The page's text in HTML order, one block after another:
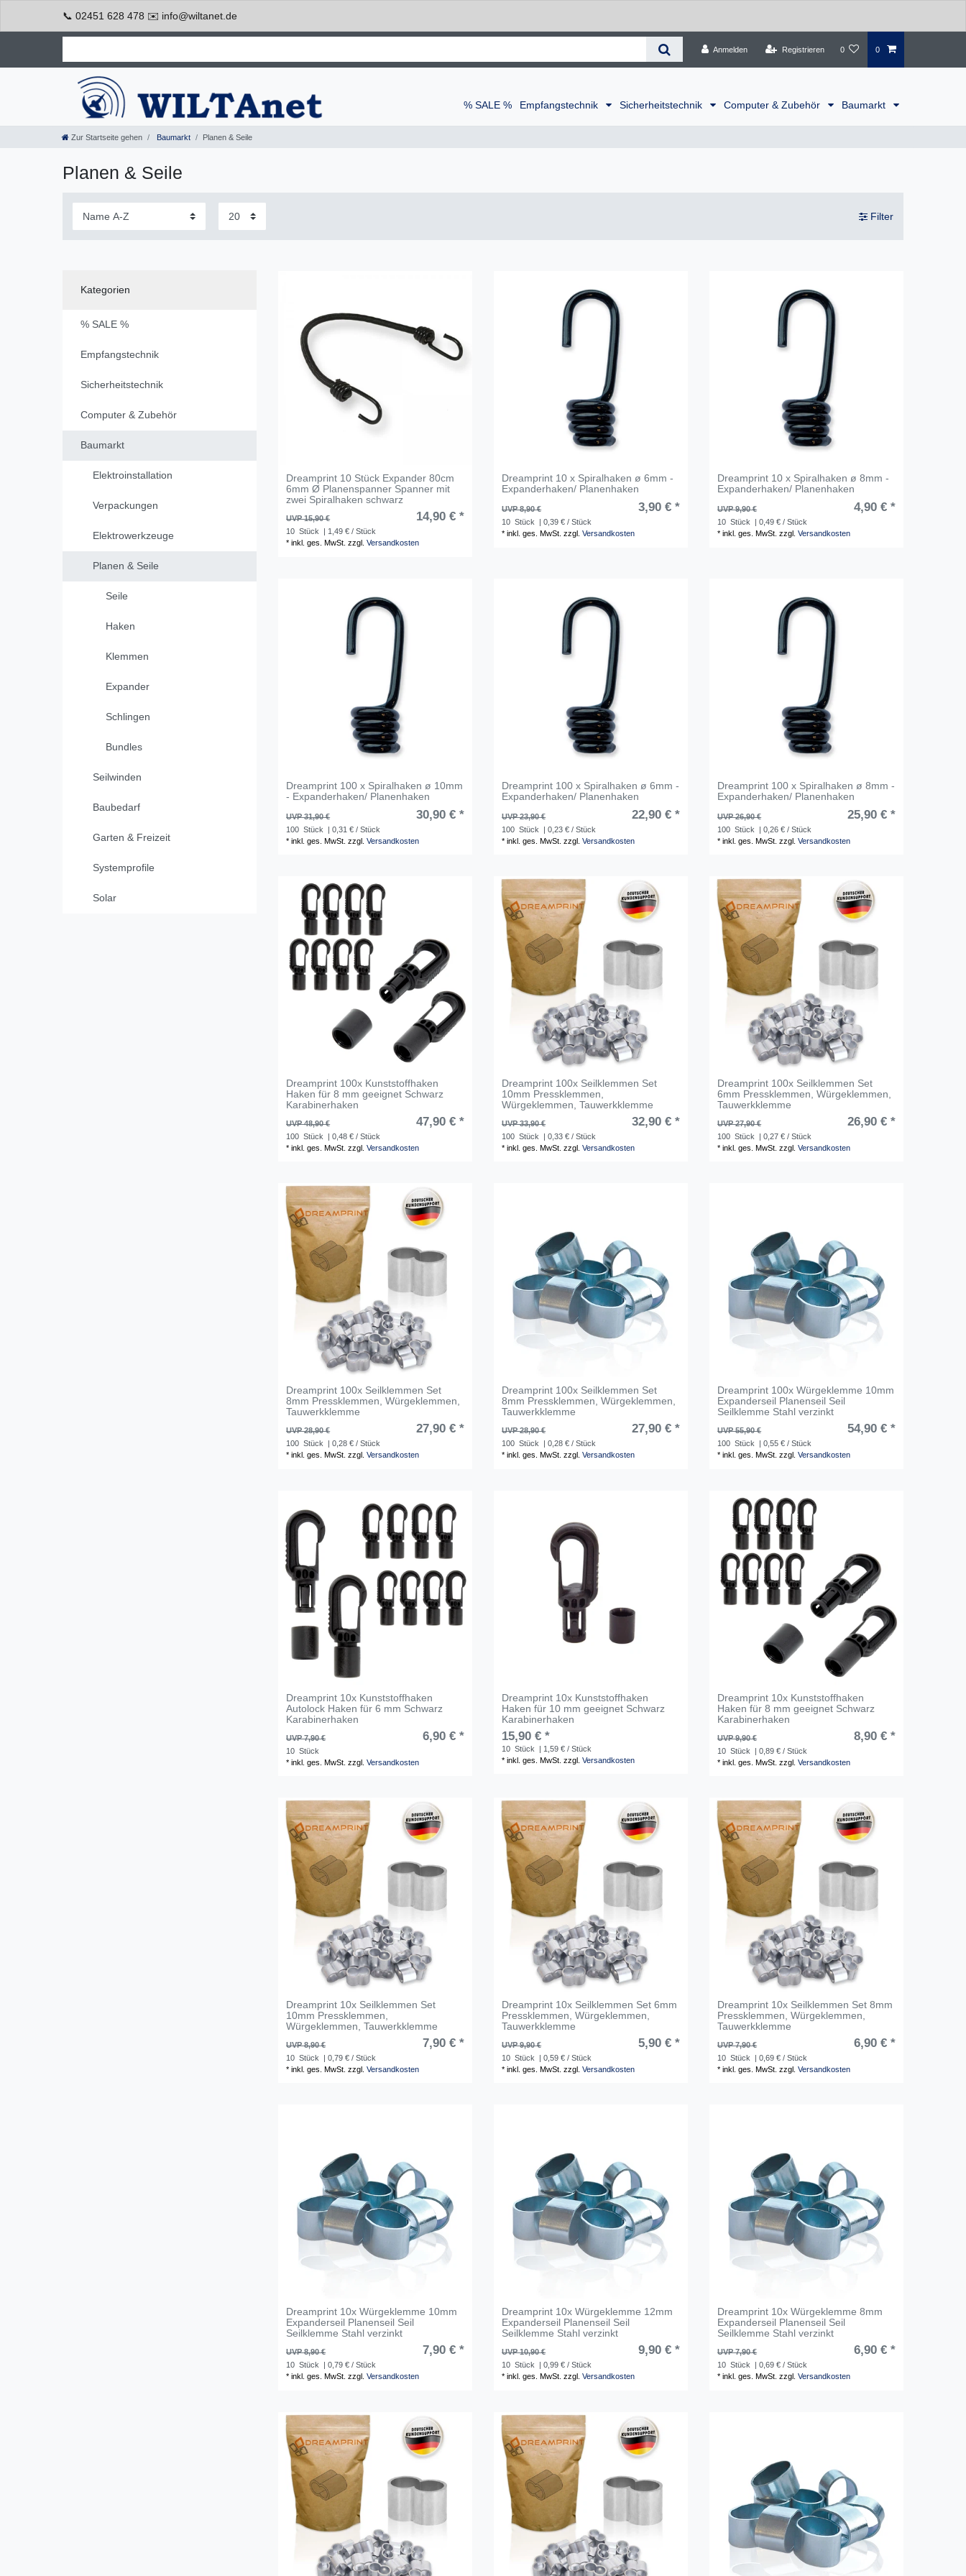
📞 02451 628 478 ✉️ info@wiltanet.de
Anmelden Registrieren 0 0
% SALE % Empfangstechnik Sicherheitstechnik Computer & Zubehör Baumarkt
Zur Startseite gehen Baumarkt Planen & Seile
Planen & Seile
Filter
Kategorien
% SALE %
Empfangstechnik
Sicherheitstechnik
Computer & Zubehör
Baumarkt
Elektroinstallation
Verpackungen
Elektrowerkzeuge
Planen & Seile
Seile
Haken
Klemmen
Expander
Schlingen
Bundles
Seilwinden
Baubedarf
Garten & Freizeit
Systemprofile
Solar
Dreamprint 10 Stück Expander 80cm
6mm Ø Planenspanner Spanner mit
zwei Spiralhaken schwarz
UVP 15,90 € 14,90 € *
10 Stück
| 1,49 € / Stück
*inkl. ges. MwSt. zzgl.Versandkosten
Dreamprint 10 x Spiralhaken ø 6mm -
Expanderhaken/ Planenhaken
UVP 8,90 € 3,90 € *
10 Stück
| 0,39 € / Stück
*inkl. ges. MwSt. zzgl.Versandkosten
Dreamprint 10 x Spiralhaken ø 8mm -
Expanderhaken/ Planenhaken
UVP 9,90 € 4,90 € *
10 Stück
| 0,49 € / Stück
*inkl. ges. MwSt. zzgl.Versandkosten
Dreamprint 100 x Spiralhaken ø 10mm
- Expanderhaken/ Planenhaken
UVP 31,90 € 30,90 € *
100 Stück
| 0,31 € / Stück
*inkl. ges. MwSt. zzgl.Versandkosten
Dreamprint 100 x Spiralhaken ø 6mm -
Expanderhaken/ Planenhaken
UVP 23,90 € 22,90 € *
100 Stück
| 0,23 € / Stück
*inkl. ges. MwSt. zzgl.Versandkosten
Dreamprint 100 x Spiralhaken ø 8mm -
Expanderhaken/ Planenhaken
UVP 26,90 € 25,90 € *
100 Stück
| 0,26 € / Stück
*inkl. ges. MwSt. zzgl.Versandkosten
Dreamprint 100x Kunststoffhaken
Haken für 8 mm geeignet Schwarz
Karabinerhaken
UVP 48,90 € 47,90 € *
100 Stück
| 0,48 € / Stück
*inkl. ges. MwSt. zzgl.Versandkosten
Dreamprint 100x Seilklemmen Set
10mm Pressklemmen,
Würgeklemmen, Tauwerkklemme
UVP 33,90 € 32,90 € *
100 Stück
| 0,33 € / Stück
*inkl. ges. MwSt. zzgl.Versandkosten
Dreamprint 100x Seilklemmen Set
6mm Pressklemmen, Würgeklemmen,
Tauwerkklemme
UVP 27,90 € 26,90 € *
100 Stück
| 0,27 € / Stück
*inkl. ges. MwSt. zzgl.Versandkosten
Dreamprint 100x Seilklemmen Set
8mm Pressklemmen, Würgeklemmen,
Tauwerkklemme
UVP 28,90 € 27,90 € *
100 Stück
| 0,28 € / Stück
*inkl. ges. MwSt. zzgl.Versandkosten
Dreamprint 100x Seilklemmen Set
8mm Pressklemmen, Würgeklemmen,
Tauwerkklemme
UVP 28,90 € 27,90 € *
100 Stück
| 0,28 € / Stück
*inkl. ges. MwSt. zzgl.Versandkosten
Dreamprint 100x Würgeklemme 10mm
Expanderseil Planenseil Seil
Seilklemme Stahl verzinkt
UVP 55,90 € 54,90 € *
100 Stück
| 0,55 € / Stück
*inkl. ges. MwSt. zzgl.Versandkosten
Dreamprint 10x Kunststoffhaken
Autolock Haken für 6 mm Schwarz
Karabinerhaken
UVP 7,90 € 6,90 € *
10 Stück
*inkl. ges. MwSt. zzgl.Versandkosten
Dreamprint 10x Kunststoffhaken
Haken für 10 mm geeignet Schwarz
Karabinerhaken
15,90 € *
10 Stück
| 1,59 € / Stück
*inkl. ges. MwSt. zzgl.Versandkosten
Dreamprint 10x Kunststoffhaken
Haken für 8 mm geeignet Schwarz
Karabinerhaken
UVP 9,90 € 8,90 € *
10 Stück
| 0,89 € / Stück
*inkl. ges. MwSt. zzgl.Versandkosten
Dreamprint 10x Seilklemmen Set
10mm Pressklemmen,
Würgeklemmen, Tauwerkklemme
UVP 8,90 € 7,90 € *
10 Stück
| 0,79 € / Stück
*inkl. ges. MwSt. zzgl.Versandkosten
Dreamprint 10x Seilklemmen Set 6mm
Pressklemmen, Würgeklemmen,
Tauwerkklemme
UVP 9,90 € 5,90 € *
10 Stück
| 0,59 € / Stück
*inkl. ges. MwSt. zzgl.Versandkosten
Dreamprint 10x Seilklemmen Set 8mm
Pressklemmen, Würgeklemmen,
Tauwerkklemme
UVP 7,90 € 6,90 € *
10 Stück
| 0,69 € / Stück
*inkl. ges. MwSt. zzgl.Versandkosten
Dreamprint 10x Würgeklemme 10mm
Expanderseil Planenseil Seil
Seilklemme Stahl verzinkt
UVP 8,90 € 7,90 € *
10 Stück
| 0,79 € / Stück
*inkl. ges. MwSt. zzgl.Versandkosten
Dreamprint 10x Würgeklemme 12mm
Expanderseil Planenseil Seil
Seilklemme Stahl verzinkt
UVP 10,90 € 9,90 € *
10 Stück
| 0,99 € / Stück
*inkl. ges. MwSt. zzgl.Versandkosten
Dreamprint 10x Würgeklemme 8mm
Expanderseil Planenseil Seil
Seilklemme Stahl verzinkt
UVP 7,90 € 6,90 € *
10 Stück
| 0,69 € / Stück
*inkl. ges. MwSt. zzgl.Versandkosten